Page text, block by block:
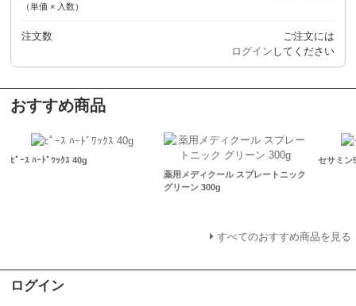
（単価 × 入数）
注文数
ご注文には
ログイン してください
おすすめ商品
ﾋﾟｰｽ ﾊｰﾄﾞﾜｯｸｽ 40g
薬用メディクール スプレートニック
グリーン 300g
セサミ
すべてのおすすめ商品を見る
ログイン